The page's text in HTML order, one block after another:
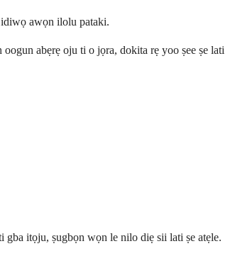
awọn ilolu pataki.
abẹrẹ oju ti o jọra, dokita rẹ yoo ṣee ṣe lati
itọju, ṣugbọn wọn le nilo diẹ sii lati ṣe atẹle.